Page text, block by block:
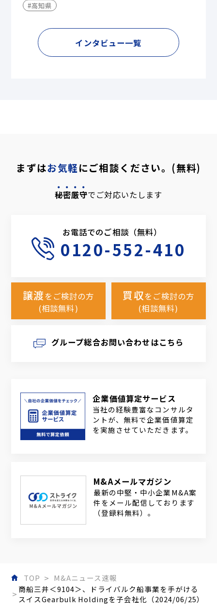
#高知県
インタビュー一覧
まずはお気軽にご相談ください。(無料)
秘密厳守でご対応いたします
お電話でのご相談（無料）
0120-552-410
譲渡をご検討の方
(相談無料)
買収をご検討の方
(相談無料)
グループ総合お問い合わせはこちら
企業価値算定サービス
当社の経験豊富なコンサルタ
ントが、無料で企業価値算定
を実施させていただきます。
M&Aメールマガジン
最新の中堅・中小企業M&A案
件をメール配信しております
（登録料無料）。
TOP
M&Aニュース速報
商船三井＜9104＞、ドライバルク船事業を手がける
スイスGearbulk Holdingを子会社化（2024/06/25）